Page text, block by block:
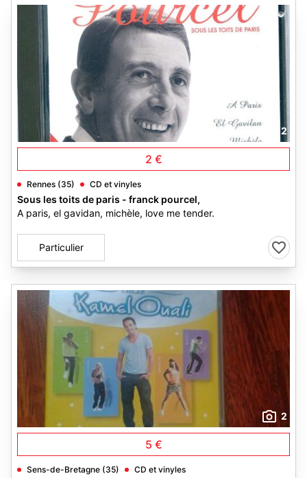
2
2 €
Rennes (35) CD et vinyles
Sous les toits de paris - franck pourcel,
A paris, el gavidan, michèle, love me tender.
Particulier
2
5 €
Sens-de-Bretagne (35) CD et vinyles